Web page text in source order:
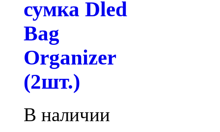
сумка Dled
Bag
Organizer
(2шт.)
В наличии